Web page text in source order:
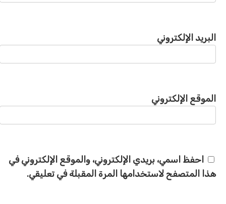
البريد الإلكتروني
الموقع الإلكتروني
احفظ اسمي، بريدي الإلكتروني، والموقع الإلكتروني في
هذا المتصفح لاستخدامها المرة المقبلة في تعليقي.